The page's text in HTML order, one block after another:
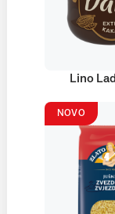
Lino
NOVO